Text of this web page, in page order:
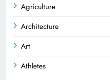
Agriculture
Architecture
Art
Athletes